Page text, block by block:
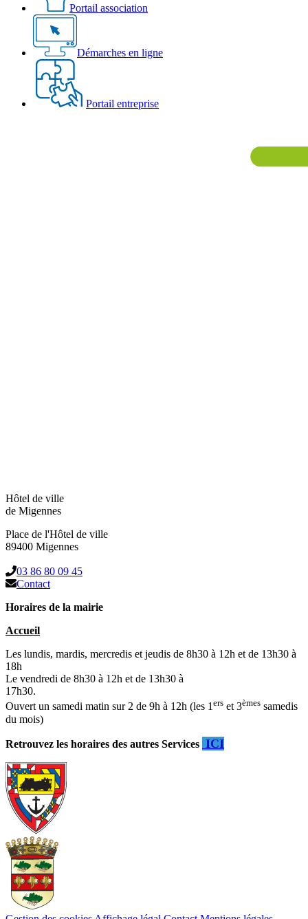
Portail association
Démarches en ligne
Portail entreprise
Hôtel de ville
de Migennes
Place de l'Hôtel de ville
89400 Migennes
03 86 80 09 45
Contact
Horaires de la mairie
Accueil
Les lundis, mardis, mercredis et jeudis de 8h30 à 12h et de 13h30 à
18h
Le vendredi de 8h30 à 12h et de 13h30 à
17h30.
Ouvert un samedi matin sur 2 de 9h à 12h (les 1ers et 3èmes samedis
du mois)
Retrouvez les horaires des autres Services ICI